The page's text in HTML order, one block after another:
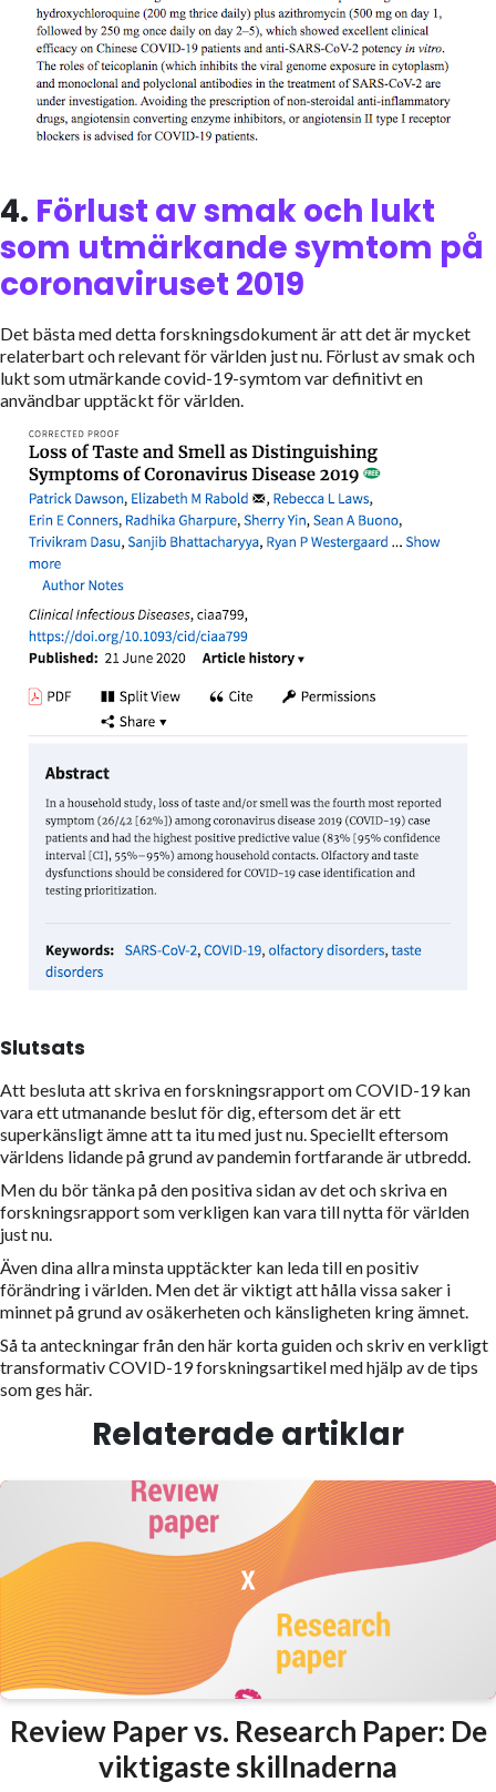
4. Förlust av smak och lukt
som utmärkande symtom på
coronaviruset 2019
Det bästa med detta forskningsdokument är att det är mycket
relaterbart och relevant för världen just nu. Förlust av smak och
lukt som utmärkande covid-19-symtom var definitivt en
användbar upptäckt för världen.
Slutsats
Att besluta att skriva en forskningsrapport om COVID-19 kan
vara ett utmanande beslut för dig, eftersom det är ett
superkänsligt ämne att ta itu med just nu. Speciellt eftersom
världens lidande på grund av pandemin fortfarande är utbredd.
Men du bör tänka på den positiva sidan av det och skriva en
forskningsrapport som verkligen kan vara till nytta för världen
just nu.
Även dina allra minsta upptäckter kan leda till en positiv
förändring i världen. Men det är viktigt att hålla vissa saker i
minnet på grund av osäkerheten och känsligheten kring ämnet.
Så ta anteckningar från den här korta guiden och skriv en verkligt
transformativ COVID-19 forskningsartikel med hjälp av de tips
som ges här.
Relaterade artiklar
Review Paper vs. Research Paper: De
viktigaste skillnaderna